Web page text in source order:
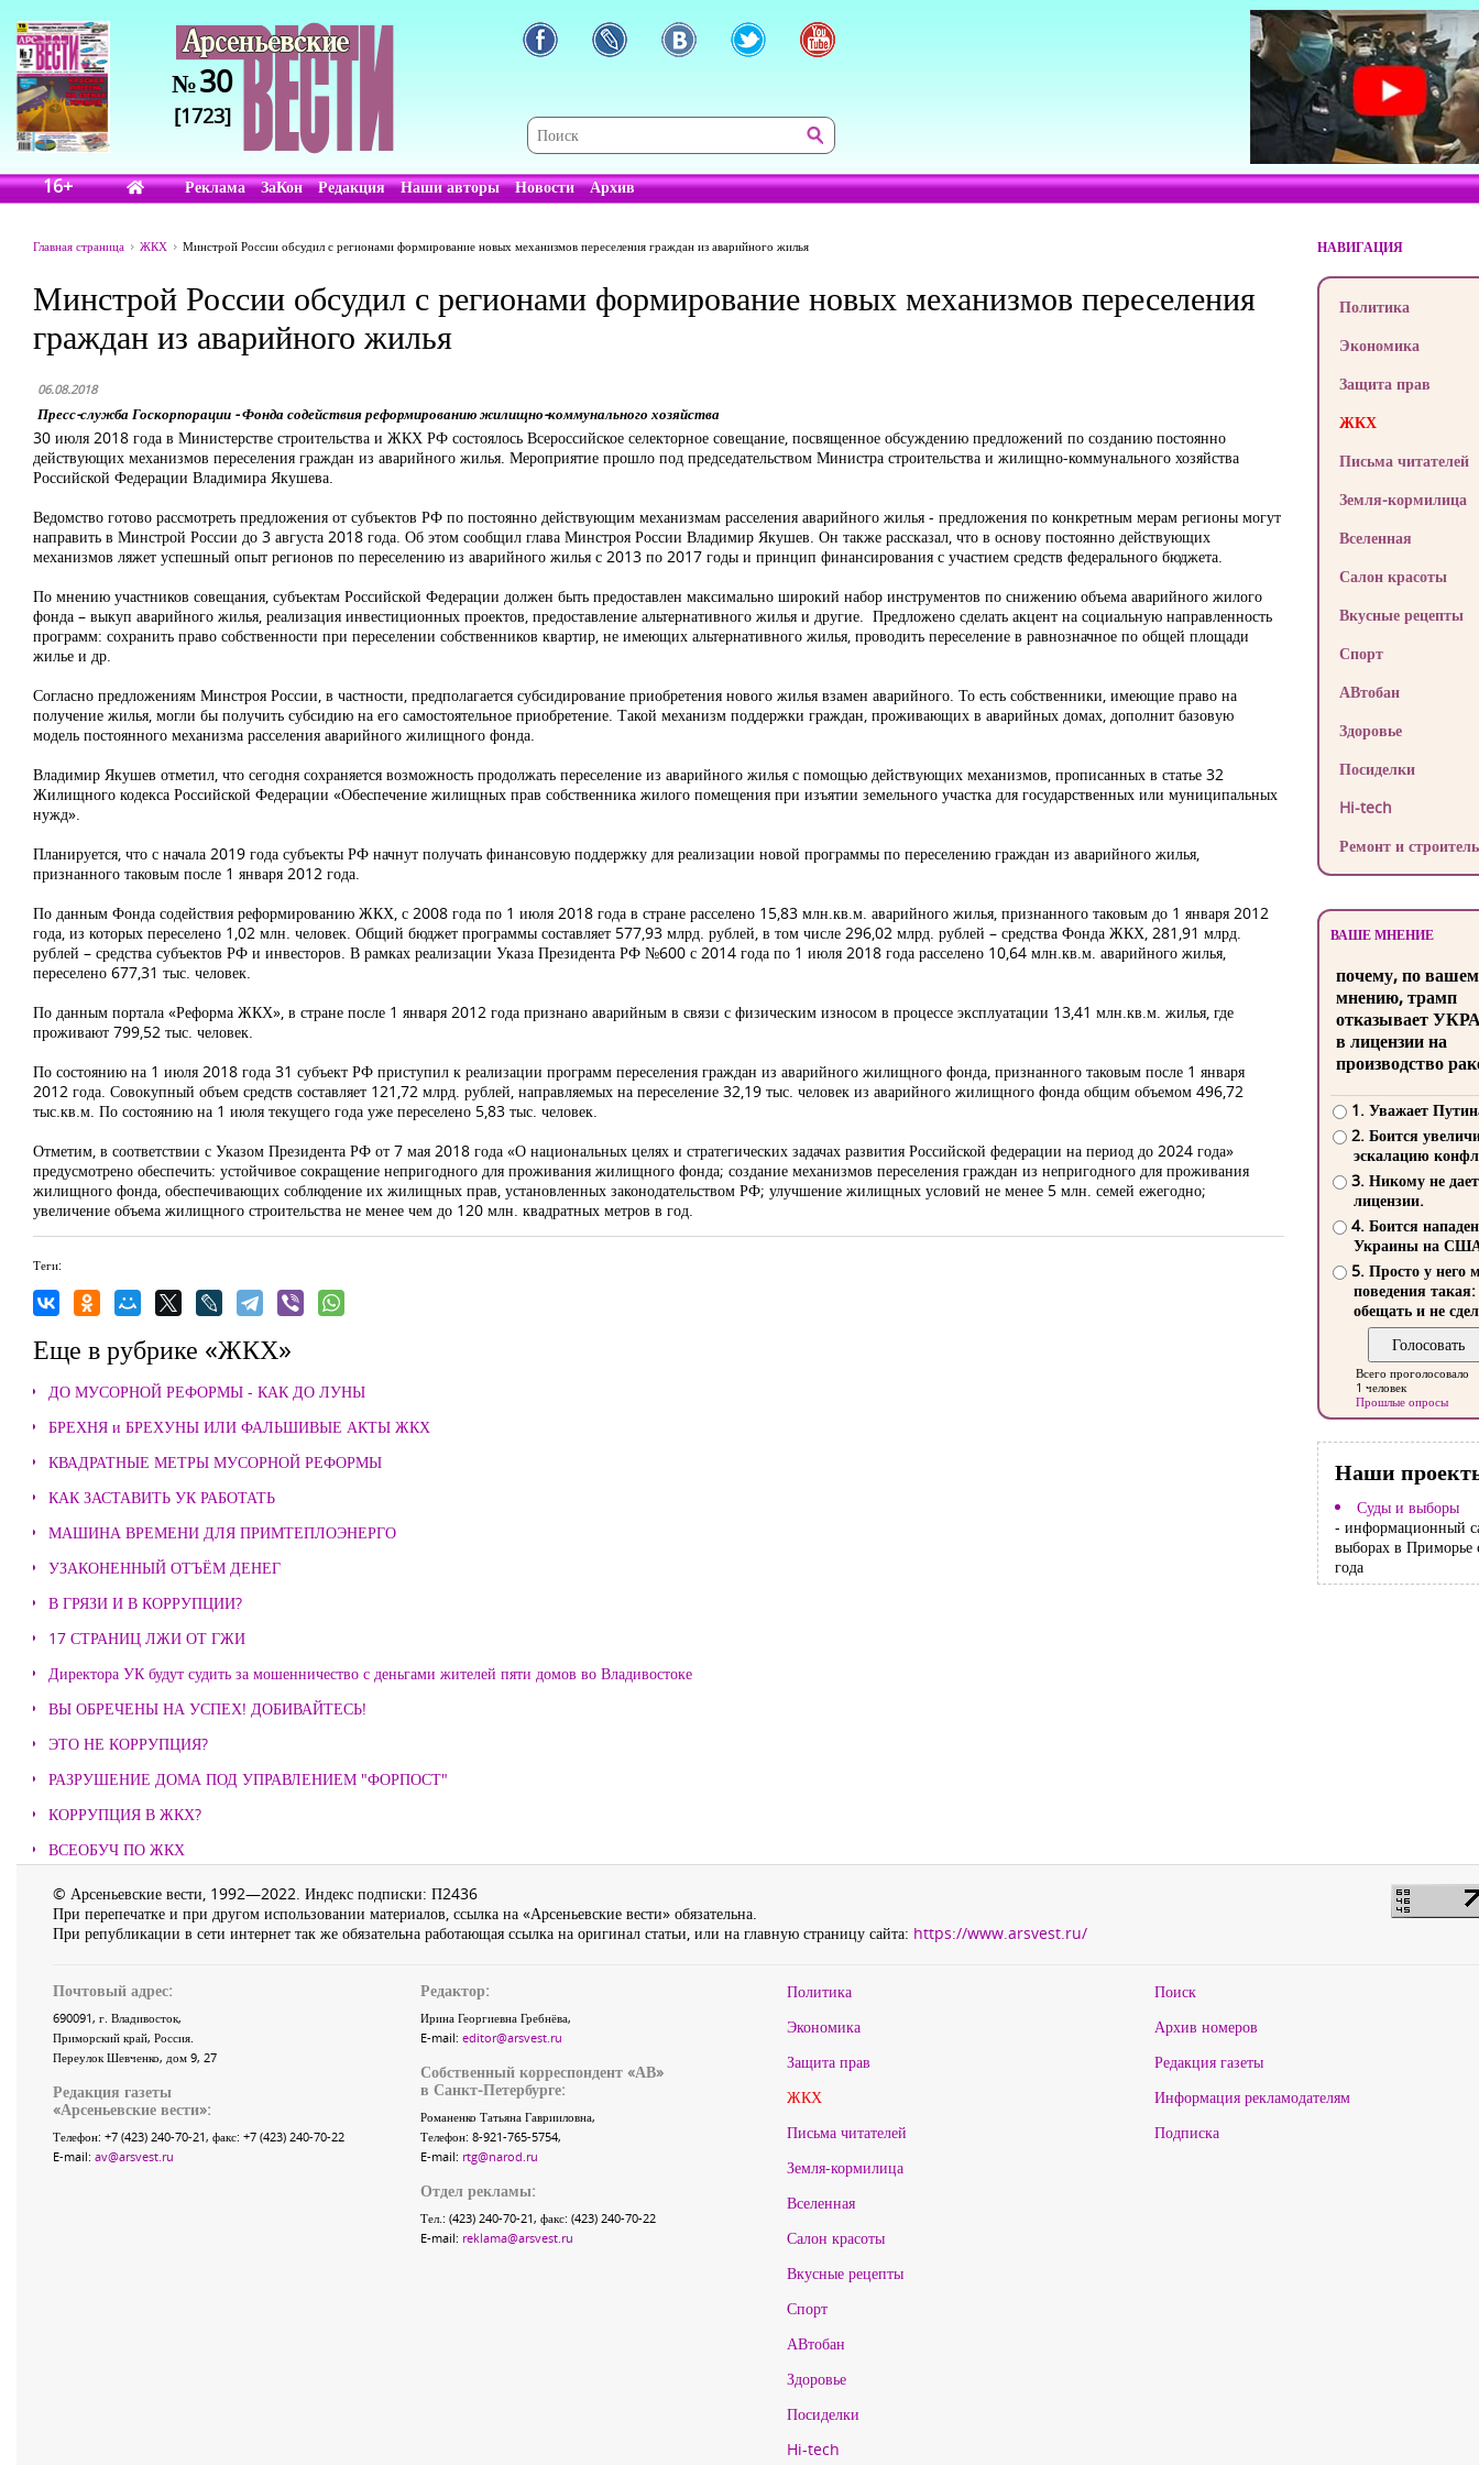
№30
[1723]
16+ Реклама ЗаКон Редакция Наши авторы Новости Архив
Главная страница ЖКХ Минстрой России обсудил с регионами формирование новых механизмов переселения граждан из аварийного жилья
Минстрой России обсудил с регионами формирование новых механизмов переселения
граждан из аварийного жилья
06.08.2018
Пресс-служба Госкорпорации - Фонда содействия реформированию жилищно-коммунального хозяйства
30 июля 2018 года в Министерстве строительства и ЖКХ РФ состоялось Всероссийское селекторное совещание, посвященное обсуждению предложений по созданию постоянно
действующих механизмов переселения граждан из аварийного жилья. Мероприятие прошло под председательством Министра строительства и жилищно-коммунального хозяйства
Российской Федерации Владимира Якушева.
Ведомство готово рассмотреть предложения от субъектов РФ по постоянно действующим механизмам расселения аварийного жилья - предложения по конкретным мерам регионы могут
направить в Минстрой России до 3 августа 2018 года. Об этом сообщил глава Минстроя России Владимир Якушев. Он также рассказал, что в основу постоянно действующих
механизмов ляжет успешный опыт регионов по переселению из аварийного жилья с 2013 по 2017 годы и принцип финансирования с участием средств федерального бюджета.
По мнению участников совещания, субъектам Российской Федерации должен быть предоставлен максимально широкий набор инструментов по снижению объема аварийного жилого
фонда – выкуп аварийного жилья, реализация инвестиционных проектов, предоставление альтернативного жилья и другие. Предложено сделать акцент на социальную направленность
программ: сохранить право собственности при переселении собственников квартир, не имеющих альтернативного жилья, проводить переселение в равнозначное по общей площади
жилье и др.
Согласно предложениям Минстроя России, в частности, предполагается субсидирование приобретения нового жилья взамен аварийного. То есть собственники, имеющие право на
получение жилья, могли бы получить субсидию на его самостоятельное приобретение. Такой механизм поддержки граждан, проживающих в аварийных домах, дополнит базовую
модель постоянного механизма расселения аварийного жилищного фонда.
Владимир Якушев отметил, что сегодня сохраняется возможность продолжать переселение из аварийного жилья с помощью действующих механизмов, прописанных в статье 32
Жилищного кодекса Российской Федерации «Обеспечение жилищных прав собственника жилого помещения при изъятии земельного участка для государственных или муниципальных
нужд».
Планируется, что с начала 2019 года субъекты РФ начнут получать финансовую поддержку для реализации новой программы по переселению граждан из аварийного жилья,
признанного таковым после 1 января 2012 года.
По данным Фонда содействия реформированию ЖКХ, с 2008 года по 1 июля 2018 года в стране расселено 15,83 млн.кв.м. аварийного жилья, признанного таковым до 1 января 2012
года, из которых переселено 1,02 млн. человек. Общий бюджет программы составляет 577,93 млрд. рублей, в том числе 296,02 млрд. рублей – средства Фонда ЖКХ, 281,91 млрд.
рублей – средства субъектов РФ и инвесторов. В рамках реализации Указа Президента РФ №600 с 2014 года по 1 июля 2018 года расселено 10,64 млн.кв.м. аварийного жилья,
переселено 677,31 тыс. человек.
По данным портала «Реформа ЖКХ», в стране после 1 января 2012 года признано аварийным в связи с физическим износом в процессе эксплуатации 13,41 млн.кв.м. жилья, где
проживают 799,52 тыс. человек.
По состоянию на 1 июля 2018 года 31 субъект РФ приступил к реализации программ переселения граждан из аварийного жилищного фонда, признанного таковым после 1 января
2012 года. Совокупный объем средств составляет 121,72 млрд. рублей, направляемых на переселение 32,19 тыс. человек из аварийного жилищного фонда общим объемом 496,72
тыс.кв.м. По состоянию на 1 июля текущего года уже переселено 5,83 тыс. человек.
Отметим, в соответствии с Указом Президента РФ от 7 мая 2018 года «О национальных целях и стратегических задачах развития Российской федерации на период до 2024 года»
предусмотрено обеспечить: устойчивое сокращение непригодного для проживания жилищного фонда; создание механизмов переселения граждан из непригодного для проживания
жилищного фонда, обеспечивающих соблюдение их жилищных прав, установленных законодательством РФ; улучшение жилищных условий не менее 5 млн. семей ежегодно;
увеличение объема жилищного строительства не менее чем до 120 млн. квадратных метров в год.
Теги:
Еще в рубрике «ЖКХ»
ДО МУСОРНОЙ РЕФОРМЫ - КАК ДО ЛУНЫ
БРЕХНЯ и БРЕХУНЫ ИЛИ ФАЛЬШИВЫЕ АКТЫ ЖКХ
КВАДРАТНЫЕ МЕТРЫ МУСОРНОЙ РЕФОРМЫ
КАК ЗАСТАВИТЬ УК РАБОТАТЬ
МАШИНА ВРЕМЕНИ ДЛЯ ПРИМТЕПЛОЭНЕРГО
УЗАКОНЕННЫЙ ОТЪЁМ ДЕНЕГ
В ГРЯЗИ И В КОРРУПЦИИ?
17 СТРАНИЦ ЛЖИ ОТ ГЖИ
Директора УК будут судить за мошенничество с деньгами жителей пяти домов во Владивостоке
ВЫ ОБРЕЧЕНЫ НА УСПЕХ! ДОБИВАЙТЕСЬ!
ЭТО НЕ КОРРУПЦИЯ?
РАЗРУШЕНИЕ ДОМА ПОД УПРАВЛЕНИЕМ "ФОРПОСТ"
КОРРУПЦИЯ В ЖКХ?
ВСЕОБУЧ ПО ЖКХ
НАВИГАЦИЯ
Политика
Экономика
Защита прав
ЖКХ
Письма читателей
Земля-кормилица
Вселенная
Салон красоты
Вкусные рецепты
Спорт
АВтобан
Здоровье
Посиделки
Hi-tech
Ремонт и
ВАШЕ МНЕНИЕ
почему, по
мнению, трамп
отказывает
в лицензии на
производство
1. Уважает
2. Боится
эскалацию
3. Никому не
лицензии.
4. Боится
Украины на
5. Просто у него
поведения такая:
обещать и не
Всего проголосовало
1 человек
Прошлые опросы
Наши
Суды и выборы
- информационный
выборах в Приморье
года
© Арсеньевские вести, 1992—2022. Индекс подписки: П2436
При перепечатке и при другом использовании материалов, ссылка на «Арсеньевские вести» обязательна.
При републикации в сети интернет так же обязательна работающая ссылка на оригинал статьи, или на главную страницу сайта: https://www.arsvest.ru/
Почтовый адрес:
690091, г. Владивосток,
Приморский край, Россия.
Переулок Шевченко, дом 9, 27
Редакция газеты
«Арсеньевские вести»:
Телефон: +7 (423) 240-70-21, факс: +7 (423) 240-70-22
E-mail: av@arsvest.ru
Редактор:
Ирина Георгиевна Гребнёва,
E-mail: editor@arsvest.ru
Собственный корреспондент «АВ»
в Санкт-Петербурге:
Романенко Татьяна Гаврииловна,
Телефон: 8-921-765-5754,
E-mail: rtg@narod.ru
Отдел рекламы:
Тел.: (423) 240-70-21, факс: (423) 240-70-22
E-mail: reklama@arsvest.ru
Политика
Экономика
Защита прав
ЖКХ
Письма читателей
Земля-кормилица
Вселенная
Салон красоты
Вкусные рецепты
Спорт
АВтобан
Здоровье
Посиделки
Hi-tech
Поиск
Архив номеров
Редакция газеты
Информация рекламодателям
Подписка